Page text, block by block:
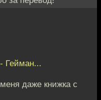
Гейман...
даже книжка с